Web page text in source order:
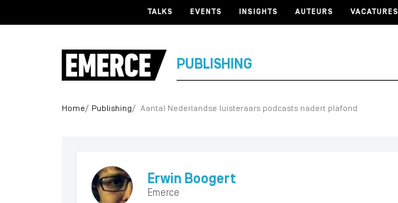
TALKS EVENTS INSIGHTS AUTEURS VACATURES
PUBLISHING
Home Publishing Aantal Nederlandse luisteraars podcasts nadert plafond
Erwin Boogert
Emerce